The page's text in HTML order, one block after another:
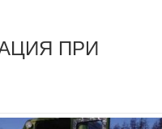
ПРИ